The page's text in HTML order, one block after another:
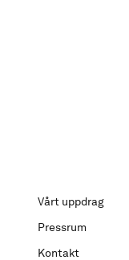
Vårt uppdrag
Pressrum
Kontakt